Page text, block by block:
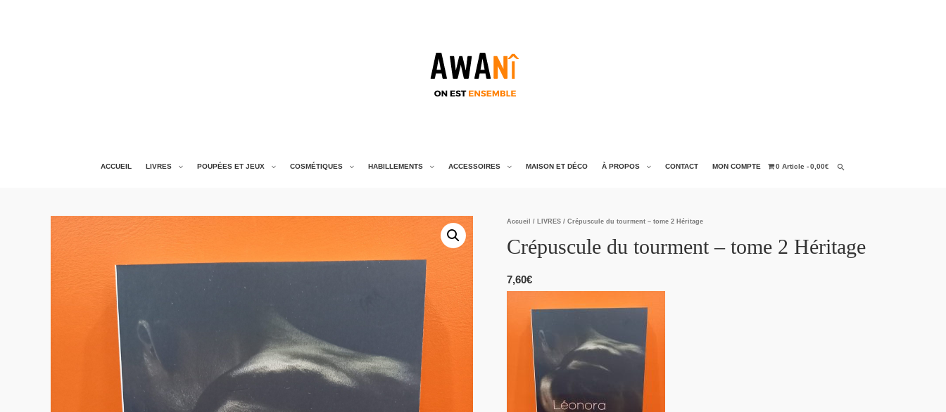
ACCUEIL LIVRES POUPÉES ET JEUX COSMÉTIQUES HABILLEMENTS ACCESSOIRES MAISON ET DÉCO À PROPOS CONTACT MON COMPTE 0 Article 0,00€
Accueil / LIVRES / Crépuscule du tourment – tome 2 Héritage
Crépuscule du tourment – tome 2 Héritage
7,60€